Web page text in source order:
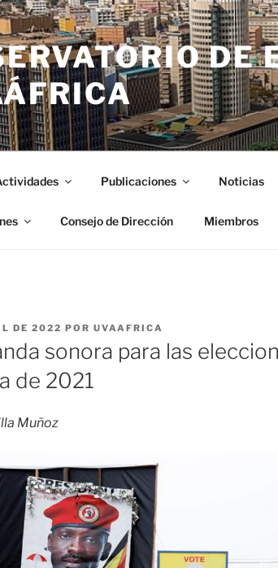
DE
Publicaciones Noticias
Consejo de Dirección Miembros
DE 2022 POR UVAAFRICA
sonora para las
de 2021
Muñoz